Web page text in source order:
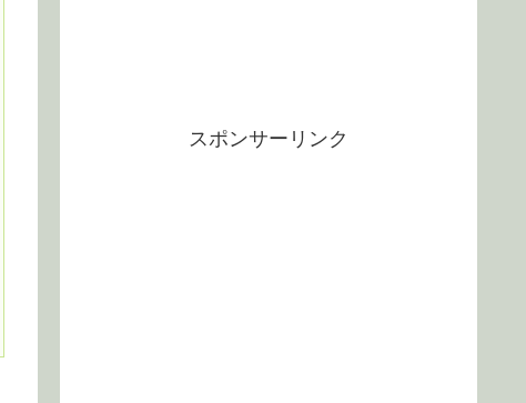
スポンサーリンク